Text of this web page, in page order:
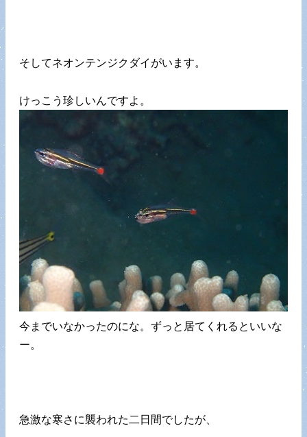
そしてネオンテンジクダイがいます。
けっこう珍しいんですよ。
今までいなかったのにな。ずっと居てくれるといいな
ー。
急激な寒さに襲われた二日間でしたが、